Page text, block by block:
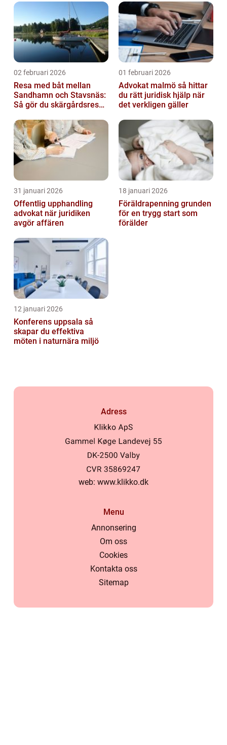
02 februari 2026
Resa med båt mellan
Sandhamn och Stavsnäs:
Så gör du skärgårdsresan
01 februari 2026
Advokat malmö så hittar
du rätt juridisk hjälp när
det verkligen gäller
31 januari 2026
Offentlig upphandling
advokat när juridiken
avgör affären
18 januari 2026
Föräldrapenning grunden
för en trygg start som
förälder
12 januari 2026
Konferens uppsala så
skapar du effektiva
möten i naturnära miljö
Adress
web: www.klikko.dk
Menu
Annonsering
Om oss
Cookies
Kontakta oss
Sitemap